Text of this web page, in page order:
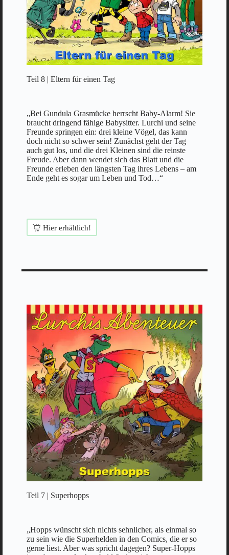
Teil 8 | Eltern für einen Tag
„Bei Gundula Grasmücke herrscht Baby-Alarm! Sie
braucht dringend fähige Babysitter. Lurchi und seine
Freunde springen ein: drei kleine Vögel, das kann
doch nicht so schwer sein! Zunächst geht der Tag
auch gut los, und die drei Kleinen sind die reinste
Freude. Aber dann wendet sich das Blatt und die
Freunde erleben den längsten Tag ihres Lebens – am
Ende geht es sogar um Leben und Tod…“
Hier erhältlich!
Teil 7 | Superhopps
„Hopps wünscht sich nichts sehnlicher, als einmal so
zu sein wie die Superhelden in den Comics, die er so
gerne liest. Aber was spricht dagegen? Super-Hopps